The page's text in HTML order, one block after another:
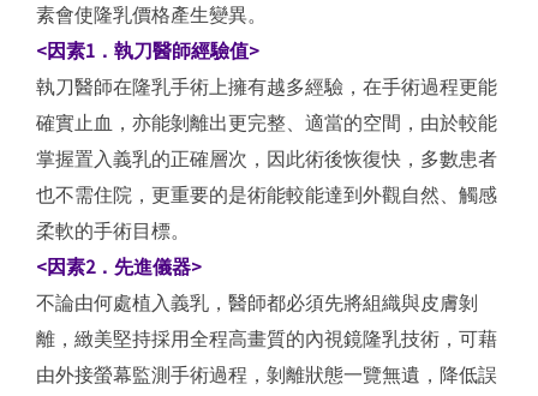
素會使隆乳價格產生變異。
<因素1．執刀醫師經驗值>
執刀醫師在隆乳手術上擁有越多經驗，在手術過程更能
確實止血，亦能剝離出更完整、適當的空間，由於較能
掌握置入義乳的正確層次，因此術後恢復快，多數患者
也不需住院，更重要的是術能較能達到外觀自然、觸感
柔軟的手術目標。
<因素2．先進儀器>
不論由何處植入義乳，醫師都必須先將組織與皮膚剝
離，緻美堅持採用全程高畫質的內視鏡隆乳技術，可藉
由外接螢幕監測手術過程，剝離狀態一覽無遺，降低誤